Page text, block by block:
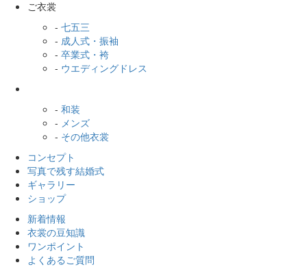
ご衣裳
- 七五三
- 成人式・振袖
- 卒業式・袴
- ウエディングドレス
- 和装
- メンズ
- その他衣裳
コンセプト
写真で残す結婚式
ギャラリー
ショップ
新着情報
衣裳の豆知識
ワンポイント
よくあるご質問